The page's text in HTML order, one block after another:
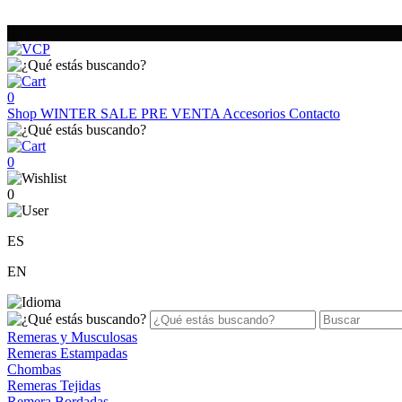
0
Shop WINTER SALE PRE VENTA Accesorios Contacto
0
0
ES
EN
Remeras y Musculosas
Remeras Estampadas
Chombas
Remeras Tejidas